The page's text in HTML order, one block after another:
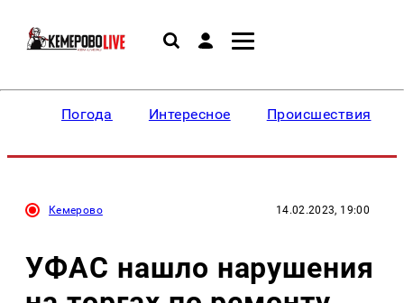
Погода Интересное Происшествия
Кемерово 14.02.2023, 19:00
УФАС нашло нарушения